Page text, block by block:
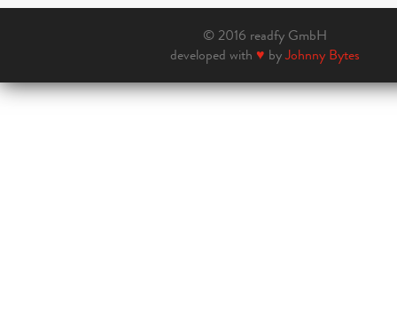
© 2016 readfy GmbH
developed with ♥ byJohnny Bytes